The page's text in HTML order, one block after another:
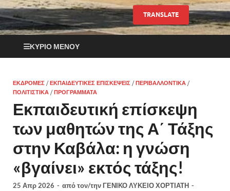
TRANSLATE
ΚΎΡΙΟ ΜΕΝΟΎ
ΕΚΔΡΟΜΈΣ /ΕΚΠΑΙΔΕΥΤΙΚΈΣ ΕΠΙΣΚΈΨΕΙΣ /ΠΕΡΙΒΑΛΛΟΝΤΙΚΆ /
ΠΟΛΙΤΙΣΤΙΚΆ /ΠΡΟΓΡΆΜΜΑΤΑ
Εκπαιδευτική επίσκεψη
των μαθητών της Α΄ Τάξης
στην Καβάλα: η γνώση
«βγαίνει» εκτός τάξης!
25 Απρ 2026 - από τον/την ΓΕΝΙΚΟ ΛΥΚΕΙΟ ΧΟΡΤΙΑΤΗ -